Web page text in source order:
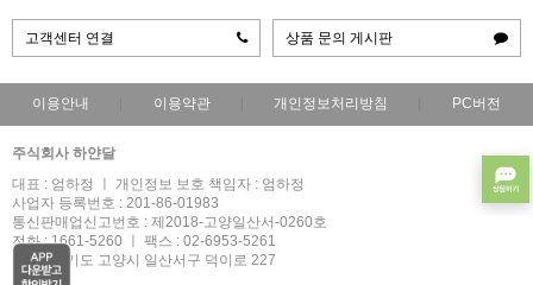
고객센터 연결 상품 문의 게시판
이용안내 이용약관 개인정보처리방침 PC버전
주식회사 하얀달
대표 : 엄하정 ㅣ 개인정보 보호 책임자 : 엄하정
사업자 등록번호 : 201-86-01983
통신판매업신고번호 : 제2018-고양일산서-0260호
전화 : 1661-5260 ㅣ 팩스 : 02-6953-5261
주소 : 경기도 고양시 일산서구 덕이로 227